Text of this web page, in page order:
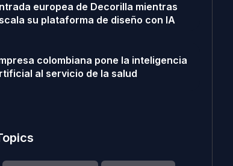
europea de Decorilla mientras
su plataforma de diseño con IA
colombiana pone la inteligencia
al servicio de la salud